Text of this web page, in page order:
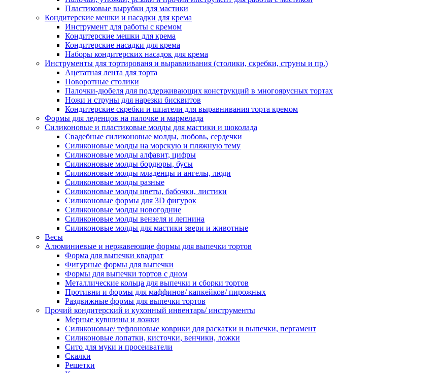
Пластиковые вырубки для мастики
Кондитерские мешки и насадки для крема
Инструмент для работы с кремом
Кондитерские мешки для крема
Кондитерские насадки для крема
Наборы кондитерских насадок для крема
Инструменты для тортированя и выравнивания (столики, скребки, струны и пр.)
Ацетатная лента для торта
Поворотные столики
Палочки-дюбеля для поддерживающих конструкций в многоярусных тортах
Ножи и струны для нарезки бисквитов
Кондитерские скребки и шпатели для выравнивания торта кремом
Формы для леденцов на палочке и мармелада
Силиконовые и пластиковые молды для мастики и шоколада
Свадебные силиконовые молды, любовь, сердечки
Силиконовые молды на морскую и пляжную тему
Силиконовые молды алфавит, цифры
Силиконовые молды бордюры, бусы
Силиконовые молды младенцы и ангелы, люди
Силиконовые молды разные
Силиконовые молды цветы, бабочки, листики
Силиконовые формы для 3D фигурок
Силиконовые молды новогодние
Силиконовые молды вензеля и лепнина
Силиконовые молды для мастики звери и животные
Весы
Алюминиевые и нержавеющие формы для выпечки тортов
Форма для выпечки квадрат
Фигурные формы для выпечки
Формы для выпечки тортов с дном
Металлические кольца для выпечки и сборки тортов
Противни и формы для маффинов/ капкейков/ пирожных
Раздвижные формы для выпечки тортов
Прочий кондитерский и кухонный инвентарь/ инструменты
Мерные кувшины и ложки
Силиконовые/ тефлоновые коврики для раскатки и выпечки, пергамент
Силиконовые лопатки, кисточки, венчики, ложки
Сито для муки и просеиватели
Скалки
Решетки